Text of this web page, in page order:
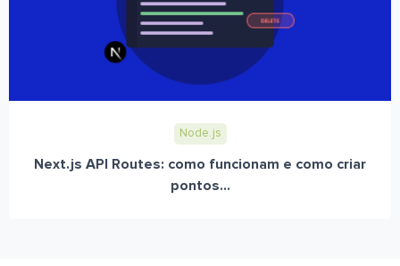
Node.js
Next.js API Routes: como funcionam e como criar
pontos...